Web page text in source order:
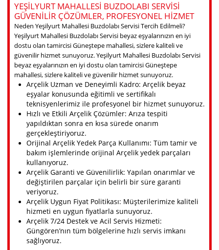
YEŞILYURT MAHALLESI BUZDOLABI SERVISI
GÜVENILIR ÇÖZÜMLER, PROFESYONEL HIZMET
Neden Yeşilyurt Mahallesi Buzdolabı Servisi Tercih Edilmeli?
Yeşilyurt Mahallesi Buzdolabı Servisi beyaz eşyalarınızın en iyi
dostu olan tamircisi Güneştepe mahallesi, sizlere kaliteli ve
güvenilir hizmet sunuyoruz. Yeşilyurt Mahallesi Buzdolabı Servisi
beyaz eşyalarınızın en iyi dostu olan tamircisi Güneştepe
mahallesi, sizlere kaliteli ve güvenilir hizmet sunuyoruz.
Arçelik Uzman ve Deneyimli Kadro: Arçelik beyaz
eşyalar konusunda eğitimli ve sertifikalı
teknisyenlerimiz ile profesyonel bir hizmet sunuyoruz.
Hızlı ve Etkili Arçelik Çözümler: Arıza tespiti
yapıldıktan sonra en kısa sürede onarım
gerçekleştiriyoruz.
Orijinal Arçelik Yedek Parça Kullanımı: Tüm tamir ve
bakım işlemlerinde orijinal Arçelik yedek parçaları
kullanıyoruz.
Arçelik Garanti ve Güvenilirlik: Yapılan onarımlar ve
değiştirilen parçalar için belirli bir süre garanti
veriyoruz.
Arçelik Uygun Fiyat Politikası: Müşterilerimize kaliteli
hizmeti en uygun fiyatlarla sunuyoruz.
Arçelik 7/24 Destek ve Acil Servis Hizmeti:
Güngören’nın tüm bölgelerine hızlı servis imkanı
sağlıyoruz.